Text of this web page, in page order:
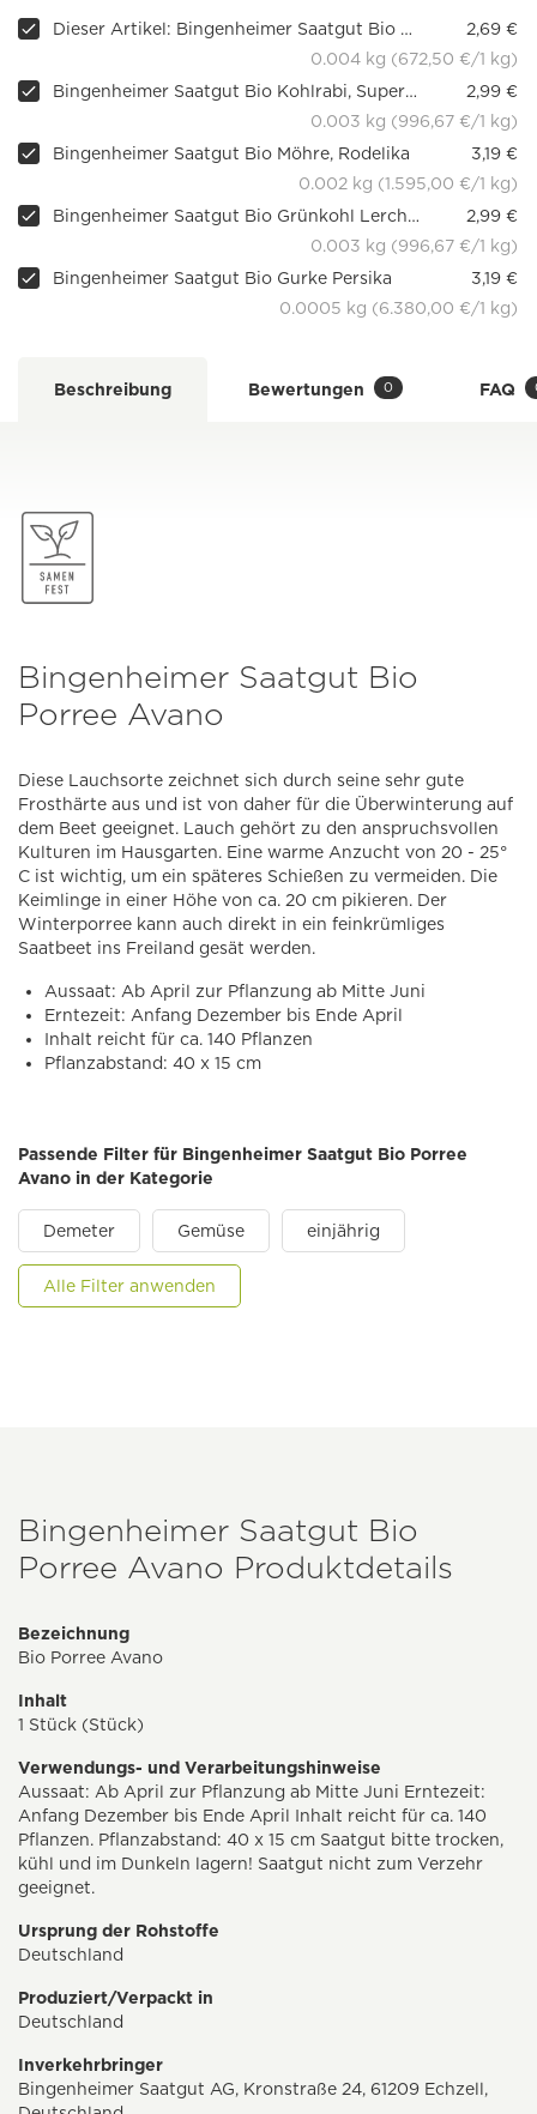
Dieser Artikel: Bingenheimer Saatgut Bio Porree Avano
2,69 €
0.004 kg (672,50 €/1 kg)
Bingenheimer Saatgut Bio Kohlrabi, Superschmelz
2,99 €
0.003 kg (996,67 €/1 kg)
Bingenheimer Saatgut Bio Möhre, Rodelika
3,19 €
0.002 kg (1.595,00 €/1 kg)
Bingenheimer Saatgut Bio Grünkohl Lerchenzungen
2,99 €
0.003 kg (996,67 €/1 kg)
Bingenheimer Saatgut Bio Gurke Persika
3,19 €
0.0005 kg (6.380,00 €/1 kg)
Beschreibung Bewertungen 0 FAQ
Bingenheimer Saatgut Bio
Porree Avano
Diese Lauchsorte zeichnet sich durch seine sehr gute
Frosthärte aus und ist von daher für die Überwinterung auf
dem Beet geeignet. Lauch gehört zu den anspruchsvollen
Kulturen im Hausgarten. Eine warme Anzucht von 20 - 25°
C ist wichtig, um ein späteres Schießen zu vermeiden. Die
Keimlinge in einer Höhe von ca. 20 cm pikieren. Der
Winterporree kann auch direkt in ein feinkrümliges
Saatbeet ins Freiland gesät werden.
Aussaat: Ab April zur Pflanzung ab Mitte Juni
Erntezeit: Anfang Dezember bis Ende April
Inhalt reicht für ca. 140 Pflanzen
Pflanzabstand: 40 x 15 cm
Passende Filter für Bingenheimer Saatgut Bio Porree
Avano in der Kategorie
Demeter Gemüse einjährig
Alle Filter anwenden
Bingenheimer Saatgut Bio
Porree Avano Produktdetails
Bezeichnung
Bio Porree Avano
Inhalt
1 Stück (Stück)
Verwendungs- und Verarbeitungshinweise
Aussaat: Ab April zur Pflanzung ab Mitte Juni Erntezeit:
Anfang Dezember bis Ende April Inhalt reicht für ca. 140
Pflanzen. Pflanzabstand: 40 x 15 cm Saatgut bitte trocken,
kühl und im Dunkeln lagern! Saatgut nicht zum Verzehr
geeignet.
Ursprung der Rohstoffe
Deutschland
Produziert/Verpackt in
Deutschland
Inverkehrbringer
Bingenheimer Saatgut AG, Kronstraße 24, 61209 Echzell,